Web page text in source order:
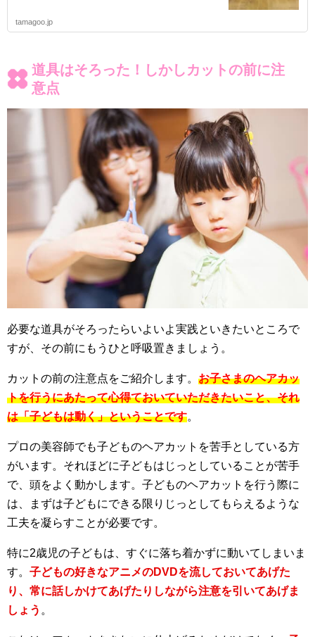
tamagoo.jp
道具はそろった！しかしカットの前に注
意点
必要な道具がそろったらいよいよ実践といきたいところで
すが、その前にもうひと呼吸置きましょう。
カットの前の注意点をご紹介します。 お子さまのヘアカッ
トを行うにあたって心得ておいていただきたいこと、それ
は「子どもは動く」ということです。
プロの美容師でも子どものヘアカットを苦手としている方
がいます。それほどに子どもはじっとしていることが苦手
で、頭をよく動かします。子どものヘアカットを行う際に
は、まずは子どもにできる限りじっとしてもらえるような
工夫を凝らすことが必要です。
特に2歳児の子どもは、すぐに落ち着かずに動いてしまいま
す。 子どもの好きなアニメのDVDを流しておいてあげた
り、常に話しかけてあげたりしながら注意を引いてあげま
しょう 。